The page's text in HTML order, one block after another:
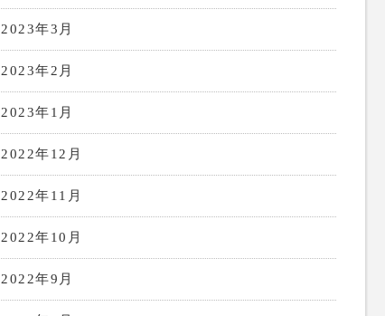
2023年3月
2023年2月
2023年1月
2022年12月
2022年11月
2022年10月
2022年9月